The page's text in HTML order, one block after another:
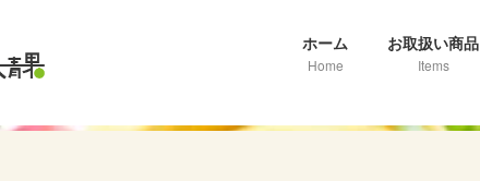
ホーム
Home
お取扱い商品
Items